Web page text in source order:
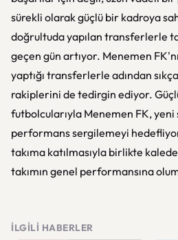
sürekli olarak güçlü bir kadroya
doğrultuda yapılan transferlerle
geçen gün artıyor. Menemen
yaptığı transferlerle adından
rakiplerini de tedirgin ediyor.
futbolcularıyla Menemen FK, yeni
performans sergilemeyi
takıma katılmasıyla birlikte
takımın genel performansına
İLGILI HABERLER